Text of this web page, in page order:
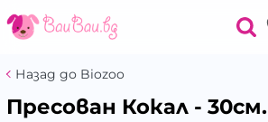
Назад до Biozoo
Пресован Кокал - 30см.